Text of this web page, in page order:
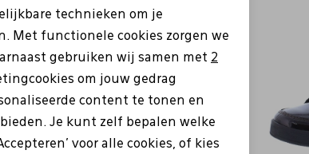
Marketing cookies
technieken om je
Met functionele cookies zorgen we
gebruiken wij samen met 2
om jouw gedrag
content te tonen en
Je kunt zelf bepalen welke
voor alle cookies, of kies